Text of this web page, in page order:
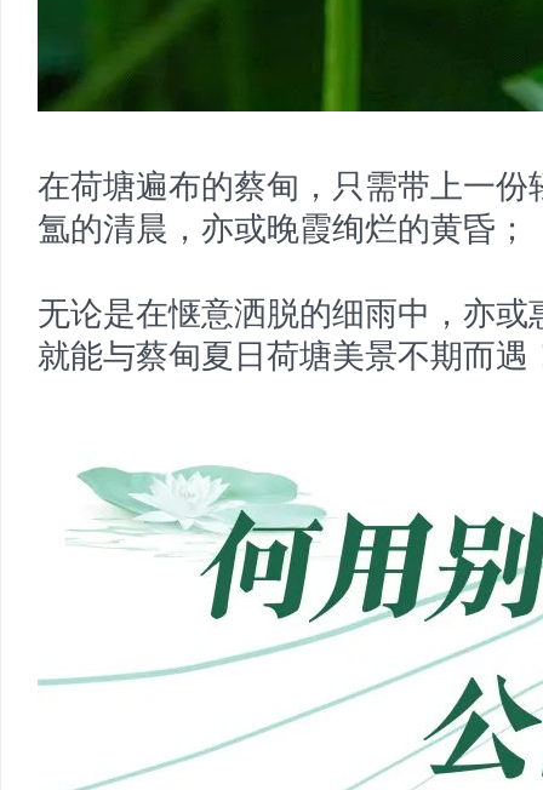
在荷塘遍布的蔡甸，只需带上一
氲的清晨，亦或晚霞绚烂的黄昏；
无论是在惬意洒脱的细雨中，亦
就能与蔡甸夏日荷塘美景不期而遇